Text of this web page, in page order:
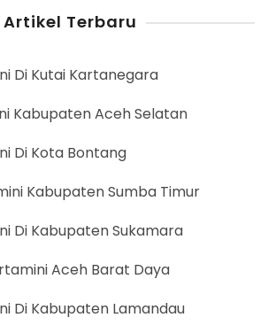
Artikel Terbaru
Di Kutai Kartanegara
Kabupaten Aceh Selatan
Di Kota Bontang
Kabupaten Sumba Timur
Di Kabupaten Sukamara
Aceh Barat Daya
Di Kabupaten Lamandau